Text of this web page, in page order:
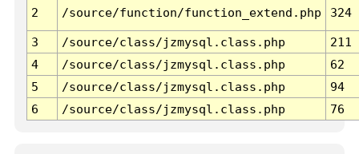
2 /source/function/function_extend.php 324
3 /source/class/jzmysql.class.php
211
4
/source/class/jzmysql.class.php
62
5
/source/class/jzmysql.class.php
94
6
/source/class/jzmysql.class.php 76